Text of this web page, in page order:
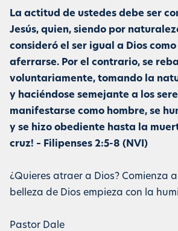
La actitud de ustedes debe ser
Jesús, quien, siendo por
consideró el ser igual a Dios
aferrarse. Por el contrario, se
voluntariamente, tomando la
y haciéndose semejante a los
manifestarse como hombre, se
y se hizo obediente hasta la
cruz! – Filipenses 2:5-8 (NVI)
¿Quieres atraer a Dios? Comienza
belleza de Dios empieza con la
Pastor Dale